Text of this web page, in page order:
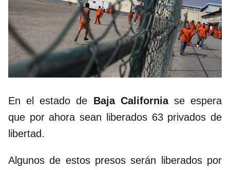
En el estado de Baja Californiase espera
que por ahora sean liberados 63 privados de
libertad.
Algunos de estos presos serán liberados por